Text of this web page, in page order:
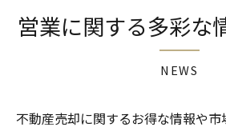
営業に関する多彩な
NEWS
不動産売却に関するお得な情報や